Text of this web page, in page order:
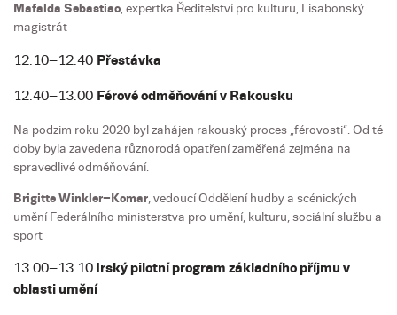
Mafalda Sebastiao, expertka Ředitelství pro kulturu, Lisabonský
magistrát
12.10–12.40 Přestávka
12.40–13.00 Férové odměňování v Rakousku
Na podzim roku 2020 byl zahájen rakouský proces „férovosti“. Od té
doby byla zavedena různorodá opatření zaměřená zejména na
spravedlivé odměňování.
Brigitte Winkler–Komar, vedoucí Oddělení hudby a scénických
umění Federálního ministerstva pro umění, kulturu, sociální službu a
sport
13.00–13.10 Irský pilotní program základního příjmu v
oblasti umění